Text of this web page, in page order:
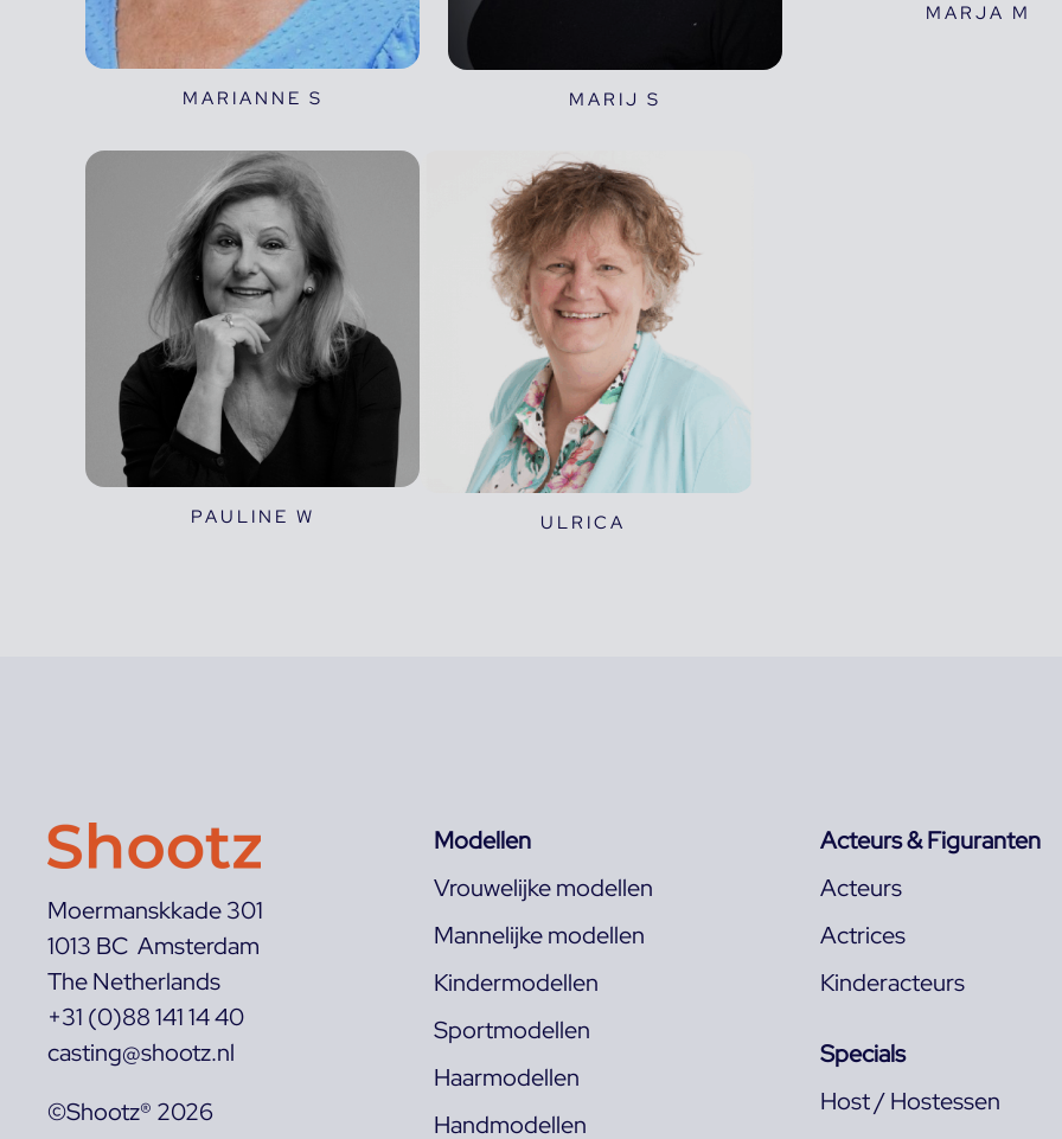
MARIANNE S MARIJ S
MARJA M
PAULINE W ULRICA
Moermanskkade 301
1013 BC Amsterdam
The Netherlands
+31 (0)88 141 14 40
casting@shootz.nl
©Shootz® 2026
Modellen
Vrouwelijke modellen
Mannelijke modellen
Kindermodellen
Sportmodellen
Haarmodellen
Handmodellen
Acteurs & Figuranten
Acteurs
Actrices
Kinderacteurs
Specials
Host / Hostessen